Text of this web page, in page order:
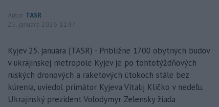
Autor TASR
25. januára 2026 11:47
Kyjev 25. januára (TASR) - Približne 1700 obytných budov
v ukrajinskej metropole Kyjev je po tohtotýždňových
ruských dronových a raketových útokoch stále bez
kúrenia, uviedol primátor Kyjeva Vitalij Kličko v nedeľu.
Ukrajinský prezident Volodymyr Zelensky žiada